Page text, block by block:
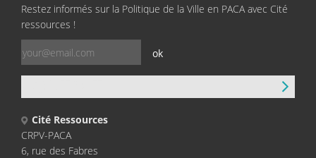
Restez informés sur la Politique de la Ville en PACA avec Cité
ressources !
ok
Cité Ressources
CRPV-PACA
6, rue des Fabres